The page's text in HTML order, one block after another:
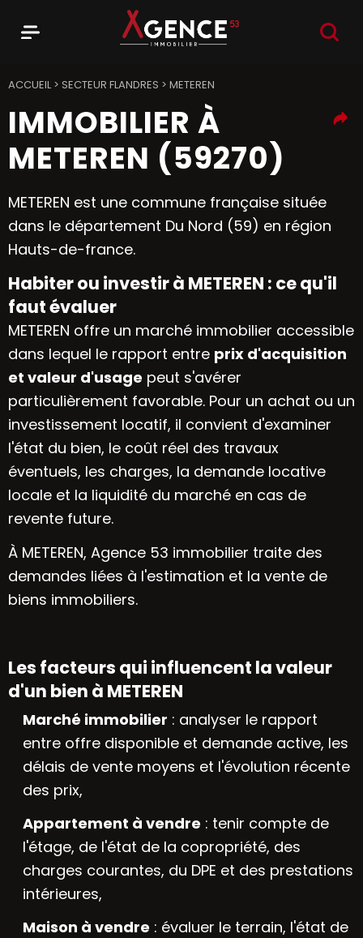
ACCUEIL> SECTEUR FLANDRES > METEREN
IMMOBILIER À
METEREN (59270)
METEREN est une commune française située
dans le département Du Nord (59) en région
Hauts-de-france.
Habiter ou investir à METEREN : ce qu'il
faut évaluer
METEREN offre un marché immobilier accessible
dans lequel le rapport entre prix d'acquisition
et valeur d'usage peut s'avérer
particulièrement favorable. Pour un achat ou un
investissement locatif, il convient d'examiner
l'état du bien, le coût réel des travaux
éventuels, les charges, la demande locative
locale et la liquidité du marché en cas de
revente future.
À METEREN, Agence 53 immobilier traite des
demandes liées à l'estimation et la vente de
biens immobiliers.
Les facteurs qui influencent la valeur
d'un bien à METEREN
Marché immobilier : analyser le rapport
entre offre disponible et demande active, les
délais de vente moyens et l'évolution récente
des prix,
Appartement à vendre : tenir compte de
l'étage, de l'état de la copropriété, des
charges courantes, du DPE et des prestations
intérieures,
Maison à vendre : évaluer le terrain, l'état de